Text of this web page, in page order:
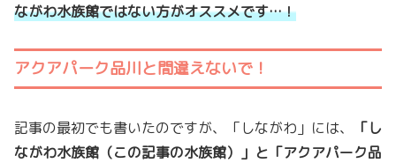
ながわ水族館ではない方がオススメです…！
アクアパーク品川と間違えないで！
記事の最初でも書いたのですが、「しながわ」には、
「し
ながわ水族館（この記事の水族館）」と「アクアパーク品